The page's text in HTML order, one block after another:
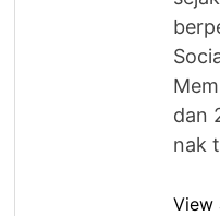
dan
nak
View